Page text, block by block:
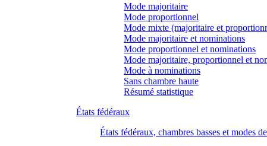
Mode majoritaire
Mode proportionnel
Mode mixte (majoritaire et
Mode majoritaire et nominations
Mode proportionnel et nominations
Mode majoritaire, proportionnel et
Mode à nominations
Sans chambre haute
Résumé statistique
États fédéraux
États fédéraux, chambres basses et modes